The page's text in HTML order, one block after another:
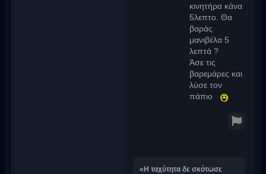
κινητήρα κάνα
5λεπτο. Θα
βαράς
μανιβέλα 5
λεπτά ?
Άσε τις
βαρεμάρες και
λύσε τον
πάπιο
«H ταχύτητα δε σκότωσε